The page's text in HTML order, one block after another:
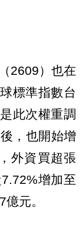
2609）也在
標準指數台
此次權重調
，也開始增
外資買超張
增加至
元。